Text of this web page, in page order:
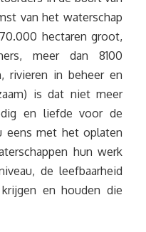
van het waterschap
hectaren groot,
meer dan 8100
rivieren in beheer en
is dat niet meer
en liefde voor de
eens met het oplaten
hun werk
de leefbaarheid
en houden die